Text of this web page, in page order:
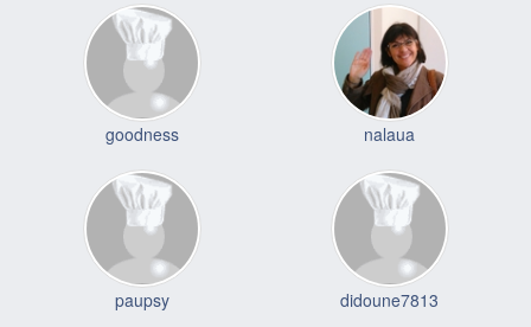
goodness nalaua
paupsy didoune7813